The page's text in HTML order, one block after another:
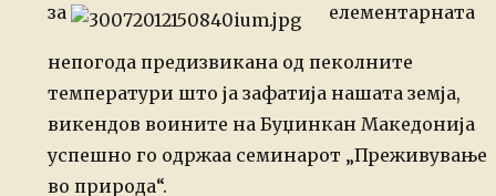
за елементарната
непогода предизвикана одпеколните
температури што ја зафатија нашата земја,
викендов воините на Буџинкан Македонија
успешно го одржаа семинарот „Преживување
во природа“.